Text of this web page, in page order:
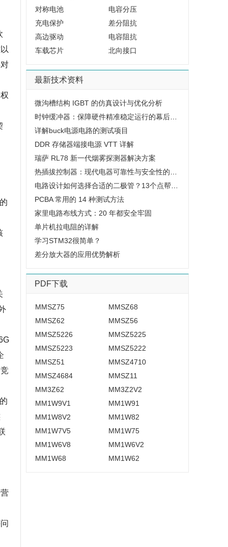
对称电池
电容分压
充电保护
差分阻抗
高边驱动
电容阻抗
车载芯片
北向接口
最新技术资料
微沟槽结构 IGBT 的仿真设计与优化分析
详解buck电源电路的测试项目
DDR 存储器端接电源 VTT 详解
瑞萨 RL78 新一代烟雾探测器解决方案
PCBA 常用的 14 种测试方法
家里电路布线方式：20 年都安全牢固
单片机拉电阻的详解
学习STM32很简单？
差分放大器的应用优势解析
PDF下载
MMSZ75
MMSZ68
MMSZ62
MMSZ56
MMSZ5226
MMSZ5225
MMSZ5223
MMSZ5222
MMSZ51
MMSZ4710
MMSZ4684
MMSZ11
MM3Z62
MM3Z2V2
MM1W9V1
MM1W91
MM1W8V2
MM1W82
MM1W7V5
MM1W75
MM1W6V8
MM1W6V2
MM1W68
MM1W62